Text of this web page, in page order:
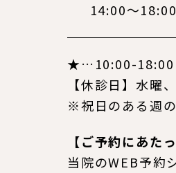
14:00～18:00
★…10:00-18:00
【休診日】水曜
※祝日のある週の
【ご予約にあた
当院のWEB予約